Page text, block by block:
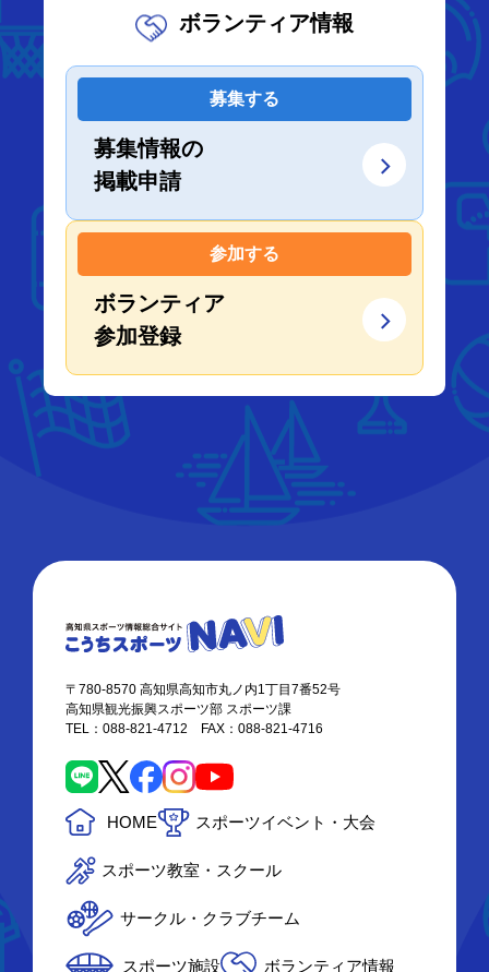
ボランティア情報
募集する
募集情報の
掲載申請
参加する
ボランティア
参加登録
〒780-8570 高知県高知市丸ノ内1丁目7番52号
高知県観光振興スポーツ部 スポーツ課
TEL：088-821-4712 FAX：088-821-4716
HOME スポーツイベント・大会
スポーツ教室・スクール
サークル・クラブチーム
スポーツ施設 ボランティア情報